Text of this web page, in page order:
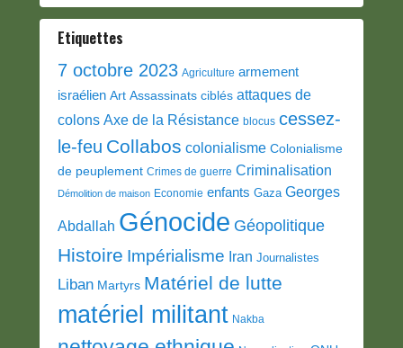
Etiquettes
7 octobre 2023 Agriculture armement
israélien Art Assassinats ciblés attaques de
colons Axe de la Résistance blocus cessez-
le-feu Collabos colonialisme Colonialisme
de peuplement Crimes de guerre Criminalisation
Démolition de maison Economie enfants Gaza Georges
Abdallah Génocide Géopolitique
Histoire Impérialisme Iran Journalistes
Liban Martyrs Matériel de lutte
matériel militant Nakba